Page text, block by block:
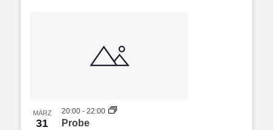
MÄRZ
31 Probe
20:00-22:00